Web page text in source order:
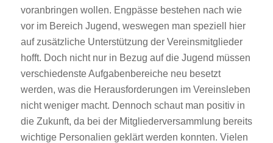
voranbringen wollen. Engpässe bestehen nach wie
vor im Bereich Jugend, weswegen man speziell hier
auf zusätzliche Unterstützung der Vereinsmitglieder
hofft. Doch nicht nur in Bezug auf die Jugend müssen
verschiedenste Aufgabenbereiche neu besetzt
werden, was die Herausforderungen im Vereinsleben
nicht weniger macht. Dennoch schaut man positiv in
die Zukunft, da bei der Mitgliederversammlung bereits
wichtige Personalien geklärt werden konnten. Vielen